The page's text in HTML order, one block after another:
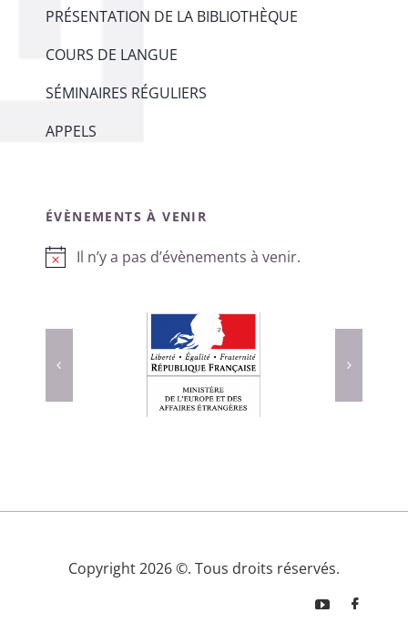
PRÉSENTATION DE LA BIBLIOTHÈQUE
COURS DE LANGUE
SÉMINAIRES RÉGULIERS
APPELS
ÉVÈNEMENTS À VENIR
Notice
Il n’y a pas d’évènements à venir.
Copyright 2026 ©. Tous droits réservés.